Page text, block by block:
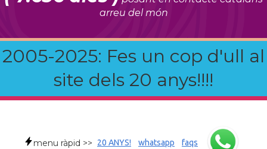
arreu del món
2005-2025: Fes un cop d'ull al
site dels 20 anys!!!!
menu ràpid >> 20 ANYS! whatsapp faqs